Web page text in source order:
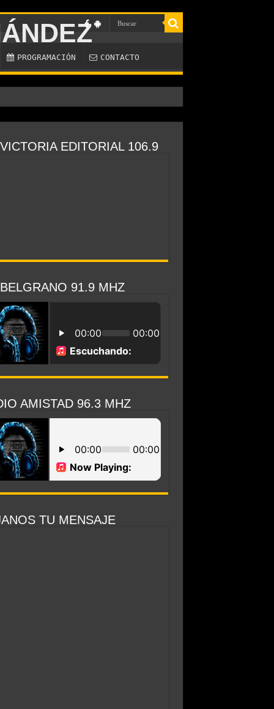
PROGRAMACIÓN CONTACTO
EDITORIAL 106.9
91.9 MHZ
AMISTAD 96.3 MHZ
TU MENSAJE